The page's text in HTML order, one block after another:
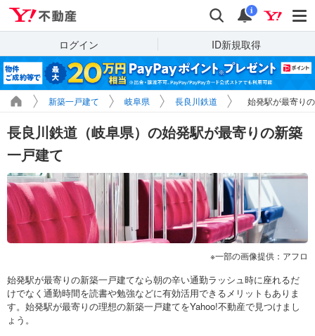
検索 通知
i
ログイン ID新規取得
新築一戸建て 岐阜県 長良川鉄道 始発駅が最寄り
長良川鉄道（岐阜県）の始発駅が最寄りの新築
一戸建て
一部の画像提供：アフロ
始発駅が最寄りの新築一戸建てなら朝の辛い通勤ラッシュ時に座れるだ
けでなく通勤時間を読書や勉強などに有効活用できるメリットもありま
す。始発駅が最寄りの理想の新築一戸建てをYahoo!不動産で見つけまし
ょう。